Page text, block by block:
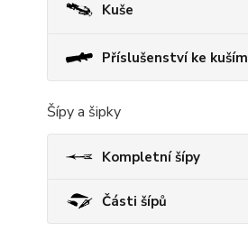
Kuše
Příslušenství ke kuším
Šípy a šipky
Kompletní šípy
Části šípů